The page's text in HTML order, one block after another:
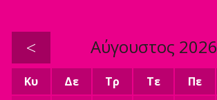
< Αύγουστος 2026
Κυ Δε Τρ Τε Πε